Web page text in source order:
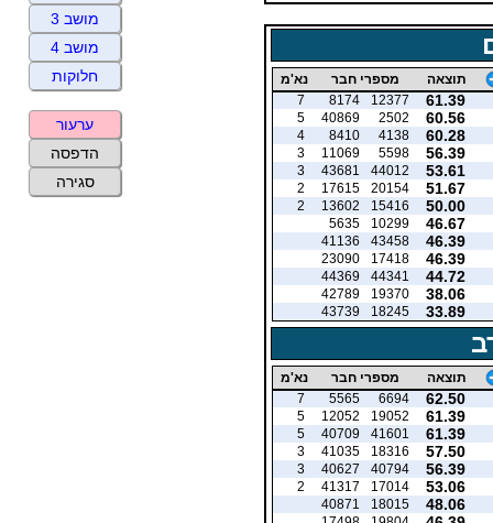
תוצאה מספרי חבר נא'מ
61.39
12377
8174
7
60.56
2502
40869
5
60.28
4138
8410
4
56.39
5598
11069
3
53.61
44012
43681
3
51.67
20154
17615
2
50.00
15416
13602
2
46.67
10299
5635
46.39
43458
41136
46.39
17418
23090
44.72
44341
44369
38.06
19370
42789
33.89
18245
43739
תוצאה מספרי חבר נא'מ
62.50
6694
5565
7
61.39
19052
12052
5
61.39
41601
40709
5
57.50
18316
41035
3
56.39
40794
40627
3
53.06
17014
41317
2
48.06
18015
40871
מושב 3
מושב 4
חלוקות
ערעור
הדפסה
סגירה